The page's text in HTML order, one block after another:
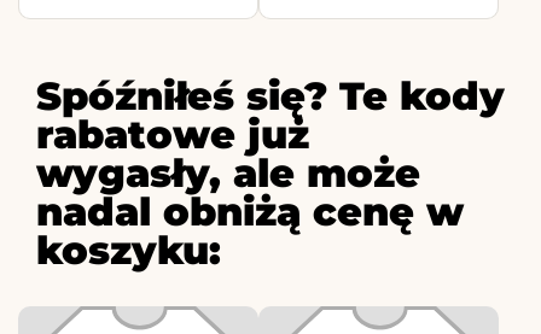
Spóźniłeś się? Te kody
rabatowe już
wygasły, ale może
nadal obniżą cenę w
koszyku: